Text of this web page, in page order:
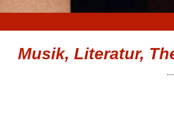
Musik, Literatur,